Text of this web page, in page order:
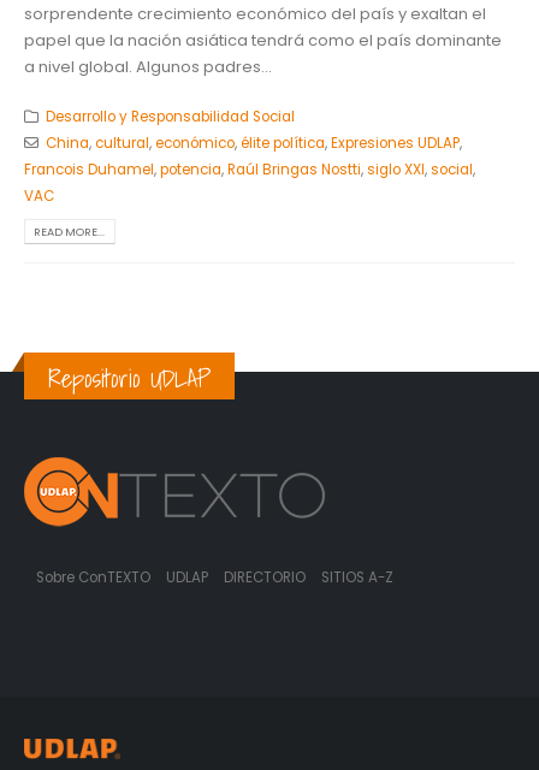
sorprendente crecimiento económico del país y exaltan el
papel que la nación asiática tendrá como el país dominante
a nivel global. Algunos padres...
Desarrollo y Responsabilidad Social
China,cultural,económico,élite política,Expresiones UDLAP,
Francois Duhamel,potencia,Raúl Bringas Nostti,siglo XXI,social,
VAC
READ MORE...
Repositorio UDLAP
Sobre ConTEXTO UDLAP DIRECTORIO SITIOS A-Z